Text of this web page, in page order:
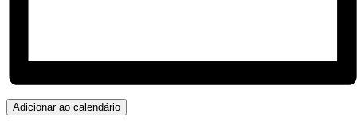
Adicionar ao calendário